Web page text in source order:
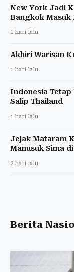
New York Jadi
Bangkok Masuk
1 hari lalu
Akhiri Warisan
1 hari lalu
Indonesia Tetap
Salip Thailand
1 hari lalu
Jejak Mataram
Manusuk Sima
2 hari lalu
Berita